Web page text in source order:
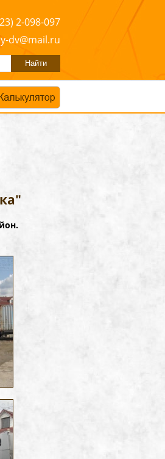
2-098-097
dv@mail.ru
район.